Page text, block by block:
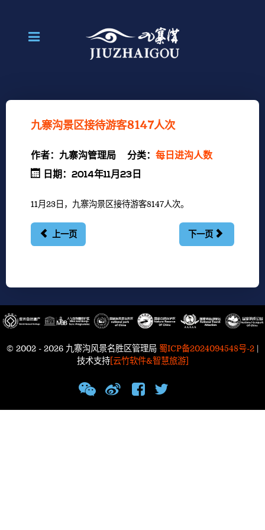
九寨沟景区接待游客8147人次
作者： 九寨沟管理局 分类： 每日进沟人数
日期：2014年11月23日
11月23日，九寨沟景区接待游客8147人次。
上一页 下一页
© 2002 - 2026 九寨沟风景名胜区管理局 蜀ICP备2024094548号-2 |
技术支持[云竹软件&智慧旅游]